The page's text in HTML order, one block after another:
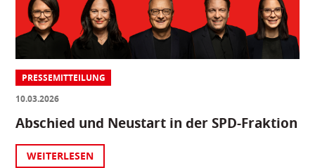
PRESSEMITTEILUNG
10.03.2026
Abschied und Neustart in der SPD-Fraktion
WEITERLESEN